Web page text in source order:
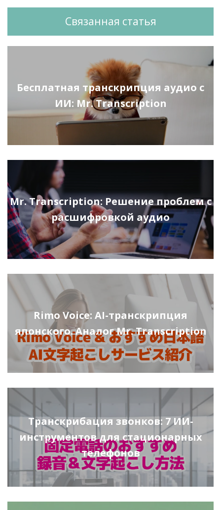
Связанная статья
Бесплатная транскрипция аудио с
ИИ: Mr. Transcription
Mr. Transcription: Решение проблем с
расшифровкой аудио
Rimo Voice: AI-транскрипция
японского. Аналог Mr. Transcription
Транскрибация звонков: 7 ИИ-
инструментов для стационарных
телефонов